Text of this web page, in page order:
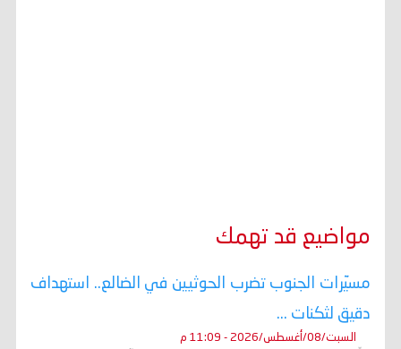
مواضيع قد تهمك
مسيّرات الجنوب تضرب الحوثيين في الضالع.. استهداف
دقيق لثكنات ...
السبت/08/أغسطس/2026 - 11:09 م